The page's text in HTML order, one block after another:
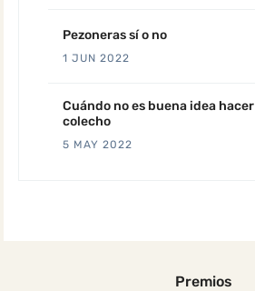
Pezoneras sí o no
1 JUN 2022
Cuándo no es buena idea hacer
colecho
5 MAY 2022
Premios